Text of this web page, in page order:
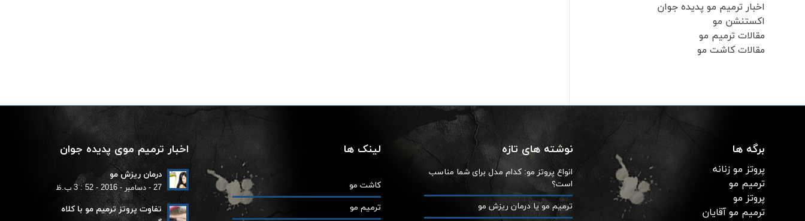
اخبار ترمیم مو پدیده جوان
اکستنشن مو
مقالات ترمیم مو
مقالات کاشت مو
برگه ها
پروتز مو زنانه
ترمیم مو
پروتز مو
ترمیم مو آقایان
نوشته های تازه
انواع پروتز مو: کدام مدل برای شما مناسب
است؟
ترمیم مو یا درمان ریزش مو
لینک ها
کاشت مو
ترمیم مو
اخبار ترمیم موی پدیده جوان
درمان ریزش مو
27 - دسامبر - 2016 - 52 : 3 ب.ظ
تفاوت پروتز ترمیم مو با کلاه